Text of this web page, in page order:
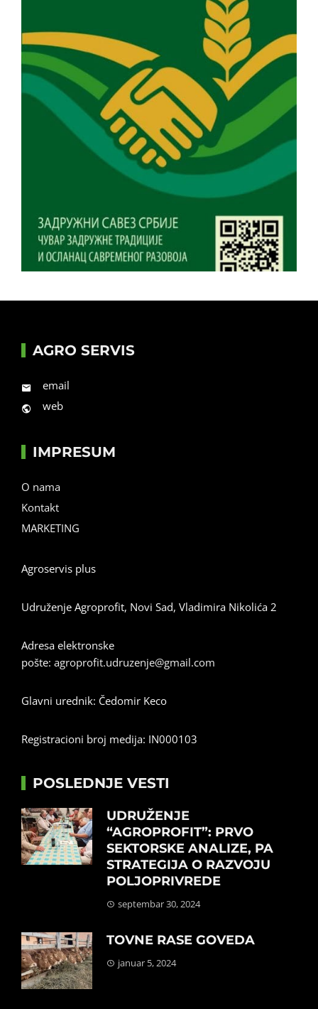
AGRO SERVIS
email
web
IMPRESUM
O nama
Kontakt
MARKETING
Agroservis plus
Udruženje Agroprofit, Novi Sad, Vladimira Nikolića 2
Adresa elektronske
pošte: agroprofit.udruzenje@gmail.com
Glavni urednik: Čedomir Keco
Registracioni broj medija: IN000103
POSLEDNJE VESTI
UDRUŽENJE
“AGROPROFIT”: PRVO
SEKTORSKE ANALIZE, PA
STRATEGIJA O RAZVOJU
POLJOPRIVREDE
septembar 30, 2024
TOVNE RASE GOVEDA
januar 5, 2024